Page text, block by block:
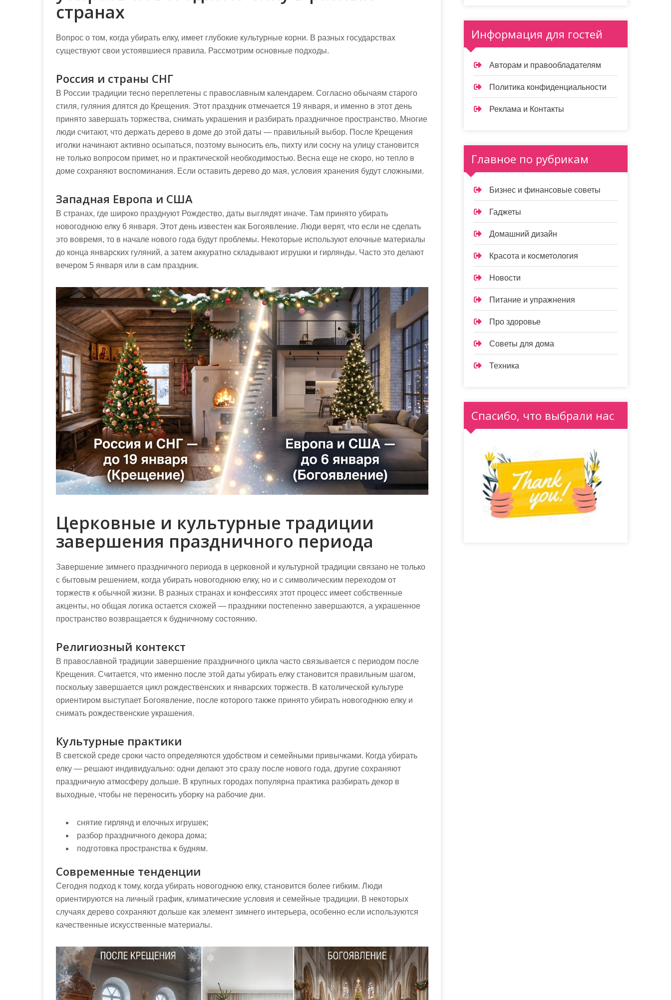
странах
Вопрос о том, когда убирать елку, имеет глубокие культурные корни. В разных государствах
существуют свои устоявшиеся правила. Рассмотрим основные подходы.
Россия и страны СНГ
В России традиции тесно переплетены с православным календарем. Согласно обычаям старого
стиля, гуляния длятся до Крещения. Этот праздник отмечается 19 января, и именно в этот день
принято завершать торжества, снимать украшения и разбирать праздничное пространство. Многие
люди считают, что держать дерево в доме до этой даты — правильный выбор. После Крещения
иголки начинают активно осыпаться, поэтому выносить ель, пихту или сосну на улицу становится
не только вопросом примет, но и практической необходимостью. Весна еще не скоро, но тепло в
доме сохраняют воспоминания. Если оставить дерево до мая, условия хранения будут сложными.
Западная Европа и США
В странах, где широко празднуют Рождество, даты выглядят иначе. Там принято убирать
новогоднюю елку 6 января. Этот день известен как Богоявление. Люди верят, что если не сделать
это вовремя, то в начале нового года будут проблемы. Некоторые используют елочные материалы
до конца январских гуляний, а затем аккуратно складывают игрушки и гирлянды. Часто это делают
вечером 5 января или в сам праздник.
Церковные и культурные традиции
завершения праздничного периода
Завершение зимнего праздничного периода в церковной и культурной традиции связано не только
с бытовым решением, когда убирать новогоднюю елку, но и с символическим переходом от
торжеств к обычной жизни. В разных странах и конфессиях этот процесс имеет собственные
акценты, но общая логика остается схожей — праздники постепенно завершаются, а украшенное
пространство возвращается к будничному состоянию.
Религиозный контекст
В православной традиции завершение праздничного цикла часто связывается с периодом после
Крещения. Считается, что именно после этой даты убирать елку становится правильным шагом,
поскольку завершается цикл рождественских и январских торжеств. В католической культуре
ориентиром выступает Богоявление, после которого также принято убирать новогоднюю елку и
снимать рождественские украшения.
Культурные практики
В светской среде сроки часто определяются удобством и семейными привычками. Когда убирать
елку — решают индивидуально: одни делают это сразу после нового года, другие сохраняют
праздничную атмосферу дольше. В крупных городах популярна практика разбирать декор в
выходные, чтобы не переносить уборку на рабочие дни.
снятие гирлянд и елочных игрушек;
разбор праздничного декора дома;
подготовка пространства к будням.
Современные тенденции
Сегодня подход к тому, когда убирать новогоднюю елку, становится более гибким. Люди
ориентируются на личный график, климатические условия и семейные традиции. В некоторых
случаях дерево сохраняют дольше как элемент зимнего интерьера, особенно если используются
качественные искусственные материалы.
Информация для гостей
Авторам и правообладателям
Политика конфиденциальности
Реклама и Контакты
Главное по рубрикам
Бизнес и финансовые советы
Гаджеты
Домашний дизайн
Красота и косметология
Новости
Питание и упражнения
Про здоровье
Советы для дома
Техника
Спасибо, что выбрали нас